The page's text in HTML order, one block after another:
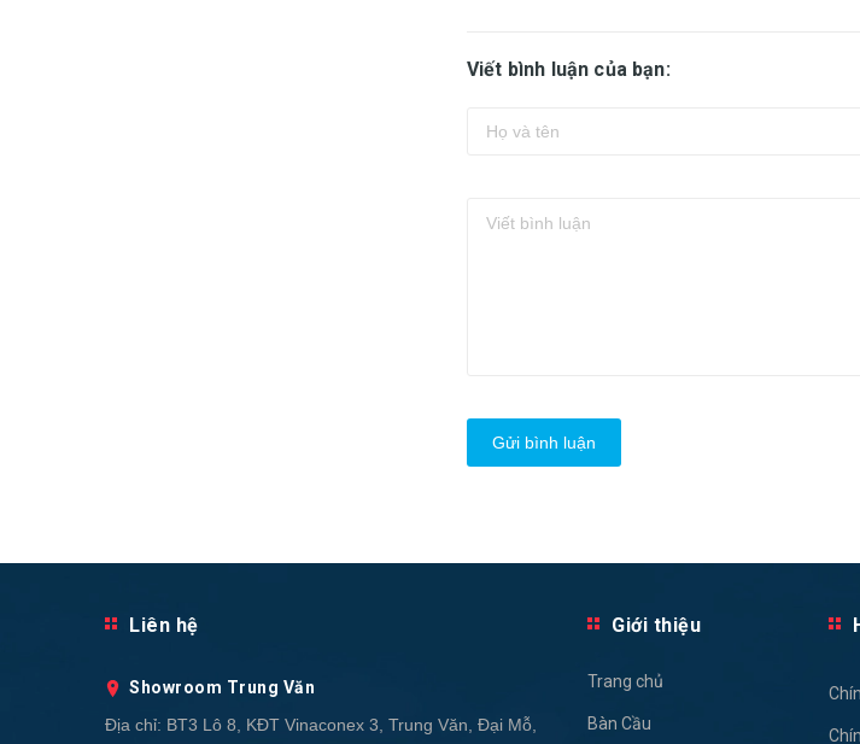
Viết bình luận của bạn:
Gửi bình luận
Liên hệ
Showroom Trung Văn
Địa chỉ: BT3 Lô 8, KĐT Vinaconex 3, Trung Văn, Đại Mỗ,
Giới thiệu
Trang chủ
Bàn Cầu